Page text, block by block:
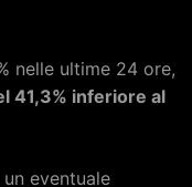
nelle ultime 24 ore,
41,3% inferiore al
eventuale